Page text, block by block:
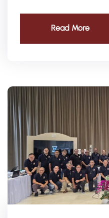
Read More